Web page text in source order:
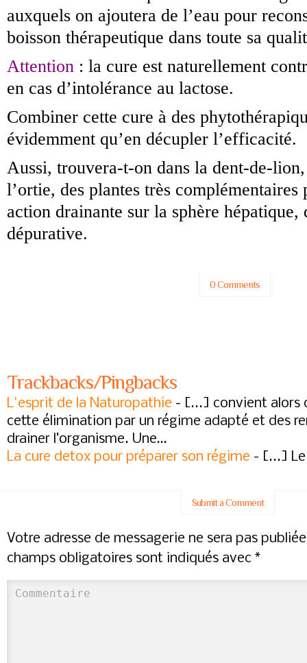
auxquels on ajoutera de l’eau pour
boisson thérapeutique dans toute sa
Attention : la cure est naturellement
en cas d’intolérance au lactose.
Combiner cette cure à des
évidemment qu’en décupler l’efficacité.
Aussi, trouvera-t-on dans la dent-de-
l’ortie, des plantes très complémentaires
action drainante sur la sphère hépatique,
dépurative.
0 Comments
Trackbacks/Pingbacks
L'esprit de la Naturopathie - [...] convient alors
cette élimination par un régime adapté et des
drainer l’organisme. Une…
La cure detox pour préparer son régime - [...]
Submit a Comment
Votre adresse de messagerie ne sera pas
champs obligatoires sont indiqués avec *